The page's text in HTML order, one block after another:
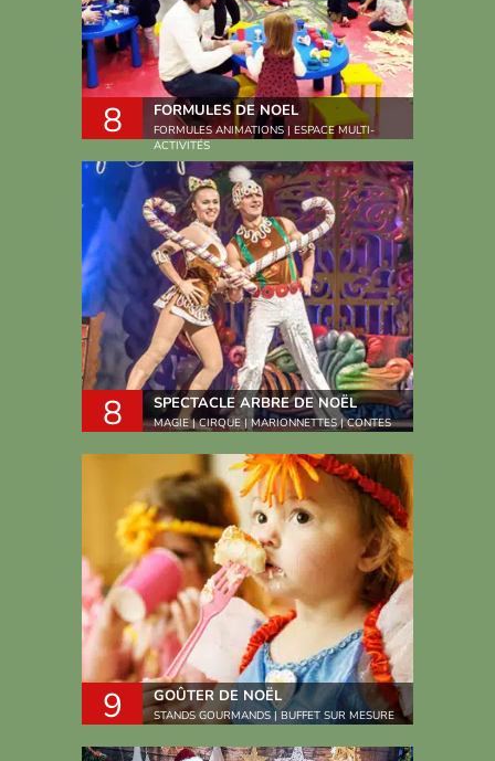
8 FORMULES DE NOEL
FORMULES ANIMATIONS | ESPACE MULTI-
ACTIVITÉS
8 SPECTACLE ARBRE DE NOËL
MAGIE | CIRQUE | MARIONNETTES | CONTES
9 GOÛTER DE NOËL
STANDS GOURMANDS | BUFFET SUR MESURE